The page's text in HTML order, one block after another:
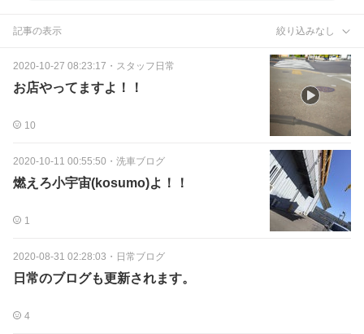
記事の表示 絞り込みなし
2020-10-27 08:23:17 ・ スタッフ日常
お店やってますよ！！
10
2020-10-11 00:55:50 ・ 洗車ブログ
燃えろ小宇宙(kosumo)よ！！
1
2020-08-31 02:28:03 ・ 日常ブログ
日常のブログも更新されます。
4